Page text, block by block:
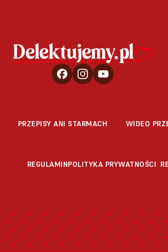
PRZEPISY ANI STARMACH WIDEO
REGULAMINPOLITYKA PRYWATNOŚCI